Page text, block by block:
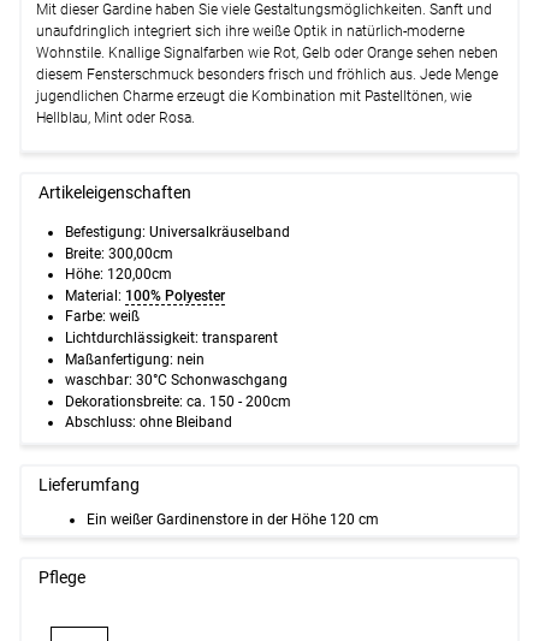
Weiter
Mit dieser Gardine haben Sie viele Gestaltungsmöglichkeiten. Sanft und
unaufdringlich integriert sich ihre weiße Optik in natürlich-moderne
Wohnstile. Knallige Signalfarben wie Rot, Gelb oder Orange sehen neben
diesem Fensterschmuck besonders frisch und fröhlich aus. Jede Menge
jugendlichen Charme erzeugt die Kombination mit Pastelltönen, wie
Hellblau, Mint oder Rosa.
Artikeleigenschaften
Befestigung: Universalkräuselband
Breite: 300,00cm
Höhe: 120,00cm
Material: 100% Polyester
Farbe: weiß
Lichtdurchlässigkeit: transparent
Maßanfertigung: nein
waschbar: 30°C Schonwaschgang
Dekorationsbreite: ca. 150 - 200cm
Abschluss: ohne Bleiband
Lieferumfang
Ein weißer Gardinenstore in der Höhe 120 cm
Pflege